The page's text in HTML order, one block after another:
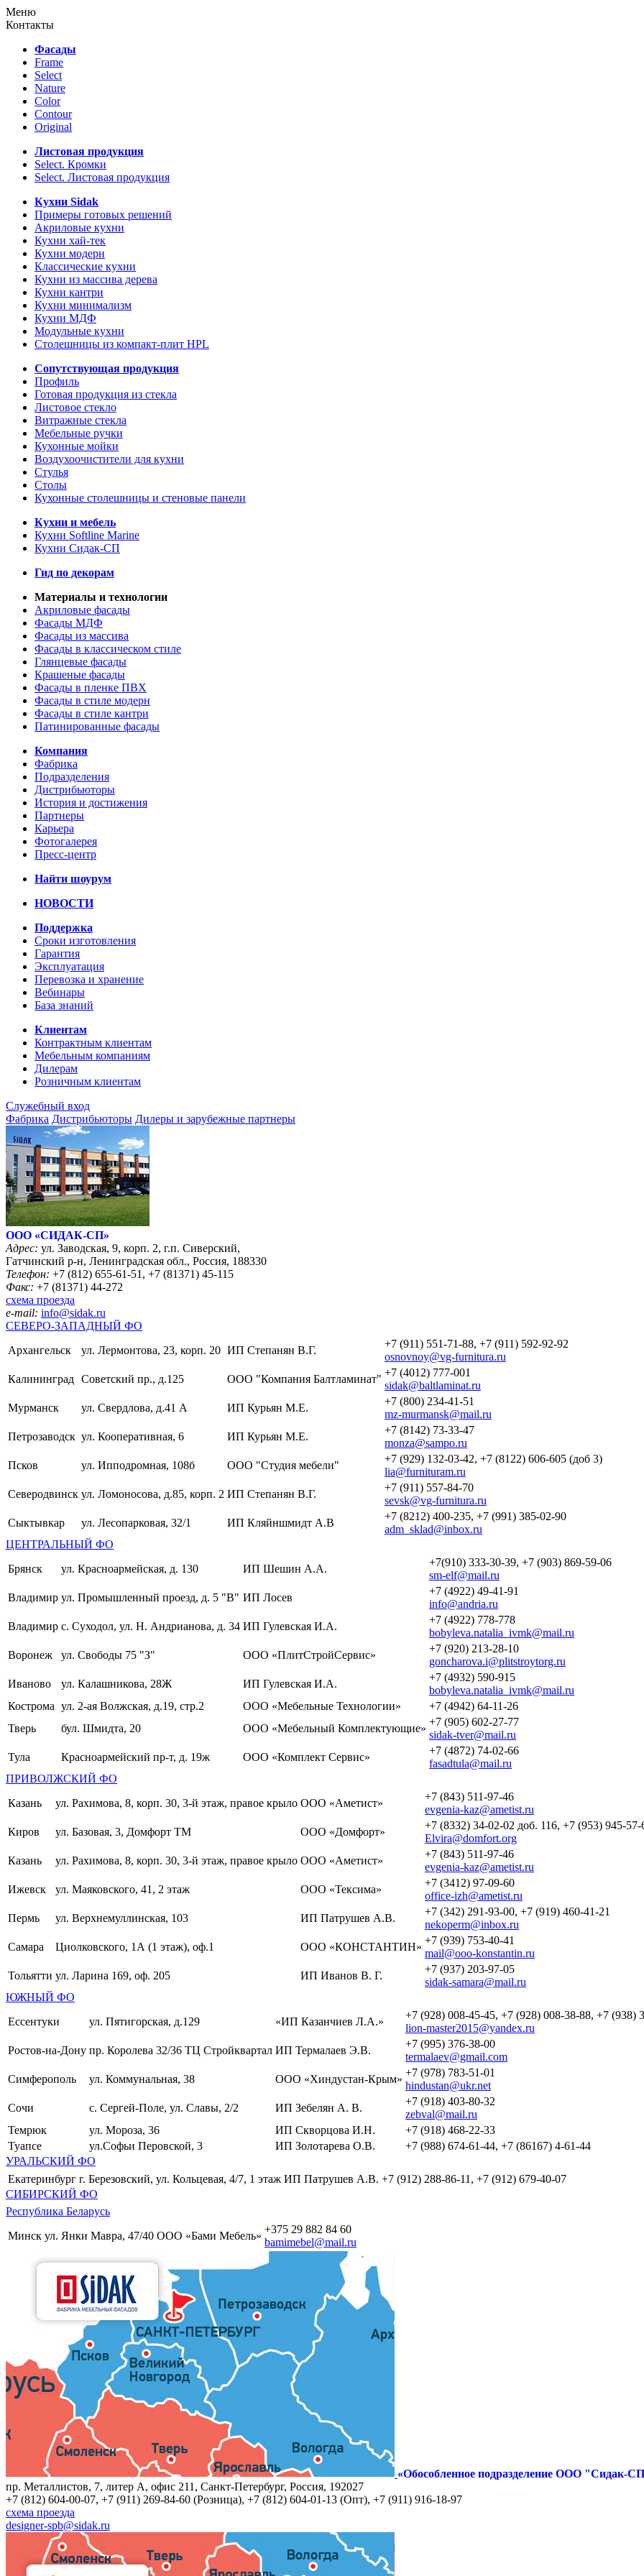
Меню
Контакты
Фасады
Frame
Select
Nature
Color
Contour
Original
Листовая продукция
Select. Кромки
Select. Листовая продукция
Кухни Sidak
Примеры готовых решений
Акриловые кухни
Кухни хай-тек
Кухни модерн
Классические кухни
Кухни из массива дерева
Кухни кантри
Кухни минимализм
Кухни МДФ
Модульные кухни
Столешницы из компакт-плит HPL
Сопутствующая продукция
Профиль
Готовая продукция из стекла
Листовое стекло
Витражные стекла
Мебельные ручки
Кухонные мойки
Воздухоочистители для кухни
Стулья
Столы
Кухонные столешницы и стеновые панели
Кухни и мебель
Кухни Softline Marine
Кухни Сидак-СП
Гид по декорам
Материалы и технологии
Акриловые фасады
Фасады МДФ
Фасады из массива
Фасады в классическом стиле
Глянцевые фасады
Крашеные фасады
Фасады в пленке ПВХ
Фасады в стиле модерн
Фасады в стиле кантри
Патинированные фасады
Компания
Фабрика
Подразделения
Дистрибьюторы
История и достижения
Партнеры
Карьера
Фотогалерея
Пресс-центр
Найти шоурум
НОВОСТИ
Поддержка
Сроки изготовления
Гарантия
Эксплуатация
Перевозка и хранение
Вебинары
База знаний
Клиентам
Контрактным клиентам
Мебельным компаниям
Дилерам
Розничным клиентам
Служебный вход
Фабрика Дистрибьюторы Дилеры и зарубежные партнеры
ООО «CИДАК-СП»
Адрес: ул. Заводская, 9, корп. 2, г.п. Сиверский,
Гатчинский р-н, Ленинградская обл., Россия, 188330
Телефон: +7 (812) 655-61-51, +7 (81371) 45-115
Факс: +7 (81371) 44-272
схема проезда
e-mail: info@sidak.ru
СЕВЕРО-ЗАПАДНЫЙ ФО
Архангельск
ул. Лермонтова, 23, корп. 20 ИП Степанян В.Г.
+7 (911) 551-71-88, +7 (911) 592-92-92
osnovnoy@vg-furnitura.ru
Калининград Советский пр., д.125 ООО "Компания Балтламинат"
+7 (4012) 777-001
sidak@baltlaminat.ru
Мурманск
ул. Свердлова, д.41 А ИП Курьян М.Е.
+7 (800) 234-41-51
mz-murmansk@mail.ru
Петрозаводск ул. Кооперативная, 6 ИП Курьян М.Е.
+7 (8142) 73-33-47
monza@sampo.ru
Псков
ул. Ипподромная, 108б ООО "Студия мебели"
+7 (929) 132-03-42, +7 (8122) 606-605 (доб 3)
lia@furnituram.ru
Северодвинск ул. Ломоносова, д.85, корп. 2 ИП Степанян В.Г.
+7 (911) 557-84-70
sevsk@vg-furnitura.ru
Сыктывкар
ул. Лесопарковая, 32/1 ИП Кляйншмидт А.В
+7 (8212) 400-235, +7 (991) 385-02-90
adm_sklad@inbox.ru
ЦЕНТРАЛЬНЫЙ ФО
Брянск
ул. Красноармейская, д. 130 ИП Шешин А.А.
+7(910) 333-30-39, +7 (903) 869-59-06
sm-elf@mail.ru
Владимир ул. Промышленный проезд, д. 5 "В" ИП Лосев
+7 (4922) 49-41-91
info@andria.ru
Владимир с. Суходол, ул. Н. Андрианова, д. 34 ИП Гулевская И.А.
+7 (4922) 778-778
bobyleva.natalia_ivmk@mail.ru
Воронеж
ул. Свободы 75 "З" ООО «ПлитСтройСервис»
+7 (920) 213-28-10
goncharova.i@plitstroytorg.ru
Иваново
ул. Калашникова, 28Ж ИП Гулевская И.А.
+7 (4932) 590-915
bobyleva.natalia_ivmk@mail.ru
Кострома ул. 2-ая Волжская, д.19, стр.2 ООО «Мебельные Технологии»
+7 (4942) 64-11-26
Тверь
бул. Шмидта, 20 ООО «Мебельный Комплектующие»
+7 (905) 602-27-77
sidak-tver@mail.ru
Тула
Красноармейский пр-т, д. 19ж ООО «Комплект Сервис»
+7 (4872) 74-02-66
fasadtula@mail.ru
ПРИВОЛЖСКИЙ ФО
Казань
ул. Рахимова, 8, корп. 30, 3-й этаж, правое крыло ООО «Аметист»
+7 (843) 511-97-46
evgenia-kaz@ametist.ru
Киров
ул. Базовая, 3, Домфорт ТМ ООО «Домфорт»
+7 (8332) 34-02-02 доб. 116, +7 (953) 945-57-
Elvira@domfort.org
Казань
ул. Рахимова, 8, корп. 30, 3-й этаж, правое крыло ООО «Аметист»
+7 (843) 511-97-46
evgenia-kaz@ametist.ru
Ижевск
ул. Маяковского, 41, 2 этаж ООО «Тексима»
+7 (3412) 97-09-60
office-izh@ametist.ru
Пермь
ул. Верхнемуллинская, 103 ИП Патрушев А.В.
+7 (342) 291-93-00, +7 (919) 460-41-21
nekoperm@inbox.ru
Самара
Циолковского, 1А (1 этаж), оф.1 ООО «КОНСТАНТИН»
+7 (939) 753-40-41
mail@ooo-konstantin.ru
Тольятти ул. Ларина 169, оф. 205 ИП Иванов В. Г.
+7 (937) 203-97-05
sidak-samara@mail.ru
ЮЖНЫЙ ФО
Ессентуки
ул. Пятигорская, д.129 «ИП Казанчиев Л.А.»
+7 (928) 008-45-45, +7 (928) 008-38-88, +7 (938)
lion-master2015@yandex.ru
Ростов-на-Дону пр. Королева 32/36 ТЦ Стройквартал ИП Термалаев Э.В.
+7 (995) 376-38-00
termalaev@gmail.com
Симферополь
ул. Коммунальная, 38 ООО «Хиндустан-Крым»
+7 (978) 783-51-01
hindustan@ukr.net
Сочи
с. Сергей-Поле, ул. Славы, 2/2 ИП Зебелян А. В.
+7 (918) 403-80-32
zebval@mail.ru
Темрюк
ул. Мороза, 36 ИП Скворцова И.Н.
+7 (918) 468-22-33
Туапсе
ул.Софьи Перовской, 3 ИП Золотарева О.В.
+7 (988) 674-61-44, +7 (86167) 4-61-44
УРАЛЬСКИЙ ФО
Екатеринбург г. Березовский, ул. Кольцевая, 4/7, 1 этаж ИП Патрушев А.В. +7 (912) 288-86-11, +7 (912) 679-40-07
СИБИРСКИЙ ФО
Республика Беларусь
Минск ул. Янки Мавра, 47/40 ООО «Бами Мебель»
+375 29 882 84 60
bamimebel@mail.ru
«Обособленное подразделение ООО "Сидак-
пр. Металлистов, 7, литер A, офис 211, Санкт-Петербург, Россия, 192027
+7 (812) 604-00-07, +7 (911) 269-84-60 (Розница), +7 (812) 604-01-13 (Опт), +7 (911) 916-18-97
схема проезда
designer-spb@sidak.ru